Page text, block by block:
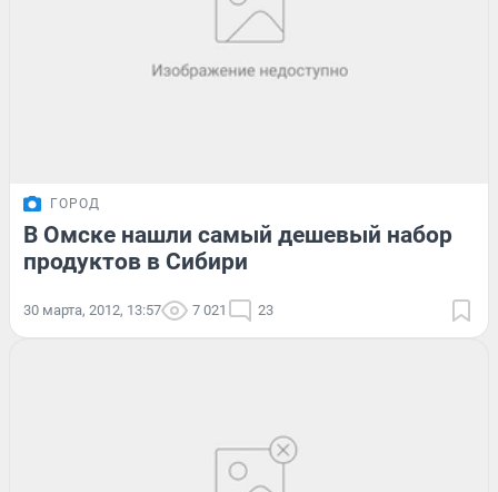
ГОРОД
В Омске нашли самый дешевый набор
продуктов в Сибири
30 марта, 2012, 13:57 7 021 23